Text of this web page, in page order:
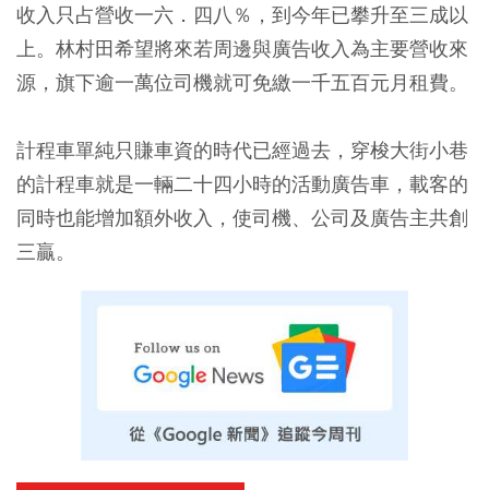
收入只占營收一六．四八％，到今年已攀升至三成以
上。林村田希望將來若周邊與廣告收入為主要營收來
源，旗下逾一萬位司機就可免繳一千五百元月租費。
計程車單純只賺車資的時代已經過去，穿梭大街小巷
的計程車就是一輛二十四小時的活動廣告車，載客的
同時也能增加額外收入，使司機、公司及廣告主共創
三贏。